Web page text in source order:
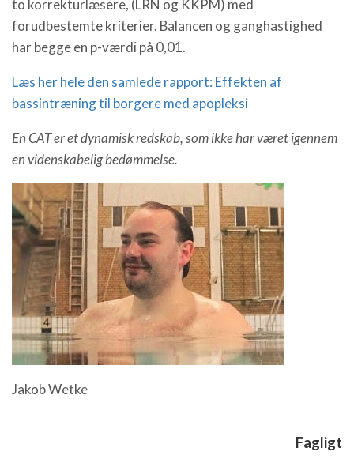
to korrekturlæsere, (LRN og KKPM) med
forudbestemte kriterier. Balancen og ganghastighed
har begge en p-værdi på 0,01.
Læs her hele den samlede rapport: Effekten af
bassintræning til borgere med apopleksi
En CAT er et dynamisk redskab, som ikke har været igennem
en videnskabelig bedømmelse.
Jakob Wetke
Fagligt